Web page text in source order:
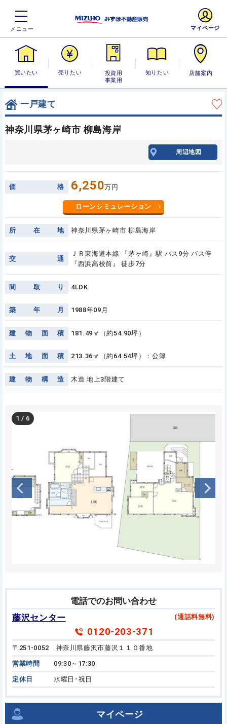
買いたい 売りたい
投資用・事業
用
知りたい 店舗案内
マイページ
一戸建て
神奈川県茅ヶ崎市 柳島海岸
周辺地図
価 格 6,250万円
ローンシミュレーション
所 在 地 神奈川県茅ヶ崎市 柳島海岸
交 通
ＪＲ東海道本線 『茅ヶ崎』駅 バス9分 バス停
『西浜高校前』 徒歩7分
間 取 り 4LDK
築 年 月 1988年09月
建 物 面 積 181.49㎡（約54.90坪）
土 地 面 積 213.36㎡（約64.54坪）：公簿
建 物 構 造 木造 地上3階建て
1 / 6
電話でのお問い合わせ
藤沢センター
(通話料無料)
0120-203-371
〒251-0052 神奈川県藤沢市藤沢１１０番地
営業時間 09:30～17:30
定休日 水曜日･祝日
マイページ